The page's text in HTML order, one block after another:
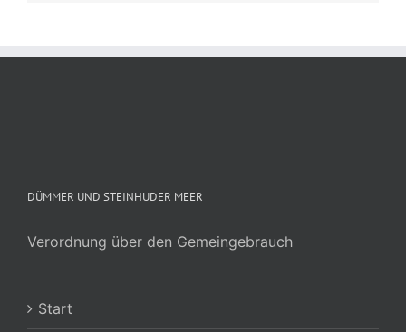
DÜMMER UND STEINHUDER MEER
Verordnung über den Gemeingebrauch
Start